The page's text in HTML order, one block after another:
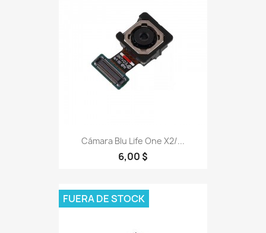
Cámara Blu Life One X2/...
6,00 $
FUERA DE STOCK